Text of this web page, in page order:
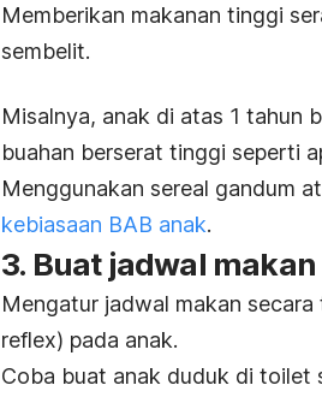
Memberikan makanan tinggi
sembelit.
Misalnya, anak di atas 1 tahun
buahan berserat tinggi seperti
Menggunakan sereal gandum
kebiasaan BAB anak.
3. Buat jadwal
Mengatur jadwal makan
reflex) pada anak.
Coba buat anak duduk di toilet